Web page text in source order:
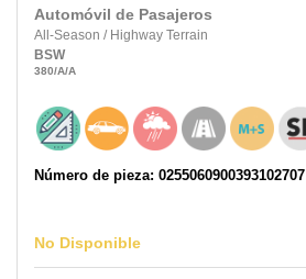
Automóvil de Pasajeros
All-Season / Highway Terrain
BSW
380/A/A
Número de pieza: 0255060900393102707
No Disponible